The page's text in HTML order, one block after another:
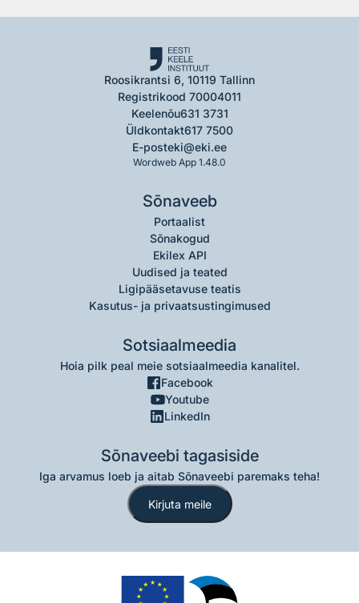
Roosikrantsi 6, 10119 Tallinn
Registrikood 70004011
Keelenõu631 3731
Üldkontakt617 7500
E-posteki@eki.ee
Wordweb App 1.48.0
Sõnaveeb
Portaalist
Sõnakogud
Ekilex API
Uudised ja teated
Ligipääsetavuse teatis
Kasutus- ja privaatsustingimused
Sotsiaalmeedia
Hoia pilk peal meie sotsiaalmeedia kanalitel.
Facebook
Youtube
LinkedIn
Sõnaveebi tagasiside
Iga arvamus loeb ja aitab Sõnaveebi paremaks teha!
Kirjuta meile